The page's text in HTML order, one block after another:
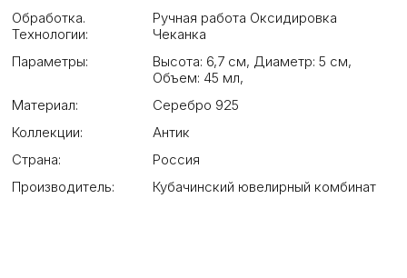
Обработка.
Технологии:
Ручная работа Оксидировка
Чеканка
Параметры:
Высота: 6,7 см, Диаметр: 5 см,
Объем: 45 мл,
Материал:
Серебро 925
Коллекции:
Антик
Страна:
Россия
Производитель:
Кубачинский ювелирный комбинат